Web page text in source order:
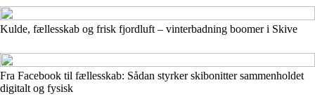
Kulde, fællesskab og frisk fjordluft – vinterbadning boomer i Skive
Fra Facebook til fællesskab: Sådan styrker skibonitter sammenholdet
digitalt og fysisk